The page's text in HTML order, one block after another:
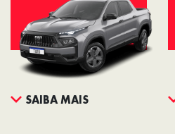
SAIBA MAIS